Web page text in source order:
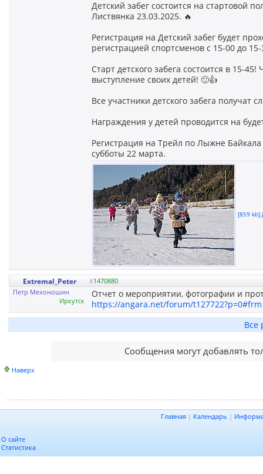
Детский забег состоится на стартовой
Листвянка 23.03.2025. 🔥
Регистрация на Детский забег будет
регистрацией спортсменов с 15-00 до
Старт детского забега состоится в 15-
выступление своих детей! 🙂👍
Все участники детского забега получат
Награждения у детей проводится на
Регистрация на Трейл по Лыжне
субботы 22 марта.
[859
Extremal_Peter #1470880
Петр Мехоношин
Иркутск
Отчет о мероприятии, фотографии и
https://angara.net/forum/t127722?p=0#frm
Все
Сообщения могут добавлять
Наверх
Главная | Календарь |
О сайте
Статистика